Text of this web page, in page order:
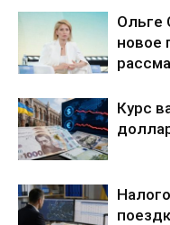
Ольге
новое
Курс